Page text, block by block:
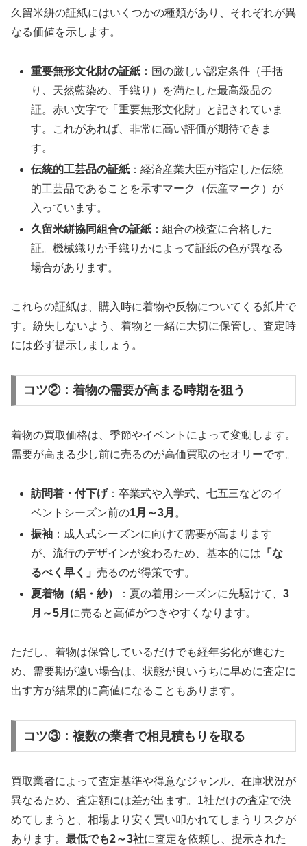
久留米絣の証紙にはいくつかの種類があり、それぞれが異
なる価値を示します。
重要無形文化財の証紙 ：国の厳しい認定条件（手括
り、天然藍染め、手織り）を満たした最高級品の
証。赤い文字で「重要無形文化財」と記されていま
す。これがあれば、非常に高い評価が期待できま
す。
伝統的工芸品の証紙 ：経済産業大臣が指定した伝統
的工芸品であることを示すマーク（伝産マーク）が
入っています。
久留米絣協同組合の証紙 ：組合の検査に合格した
証。機械織りか手織りかによって証紙の色が異なる
場合があります。
これらの証紙は、購入時に着物や反物についてくる紙片で
す。紛失しないよう、着物と一緒に大切に保管し、査定時
には必ず提示しましょう。
コツ②：着物の需要が高まる時期を狙う
着物の買取価格は、季節やイベントによって変動します。
需要が高まる少し前に売るのが高価買取のセオリーです。
訪問着・付下げ：卒業式や入学式、七五三などのイ
ベントシーズン前の1月～3月 。
振袖 ：成人式シーズンに向けて需要が高まります
が、流行のデザインが変わるため、基本的には 「な
るべく早く」売るのが得策です。
夏着物（絽・紗）
：夏の着用シーズンに先駆けて、3
月～5月 に売ると高値がつきやすくなります。
ただし、着物は保管しているだけでも経年劣化が進むた
め、需要期が遠い場合は、状態が良いうちに早めに査定に
出す方が結果的に高値になることもあります。
コツ③：複数の業者で相見積もりを取る
買取業者によって査定基準や得意なジャンル、在庫状況が
異なるため、査定額には差が出ます。1社だけの査定で決
めてしまうと、相場より安く買い叩かれてしまうリスクが
あります。 最低でも2～3社に査定を依頼し、提示された